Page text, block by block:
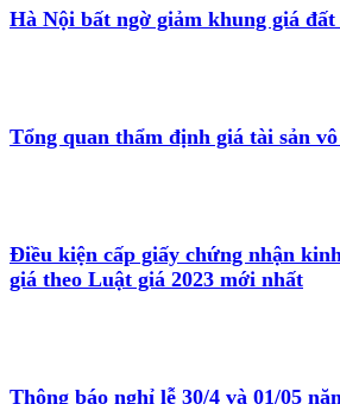
Hà Nội bất ngờ giảm khung giá đất
Tổng quan thẩm định giá tài sản
Điều kiện cấp giấy chứng nhận
giá theo Luật giá 2023 mới nhất
Thông báo nghỉ lễ 30/4 và 01/05